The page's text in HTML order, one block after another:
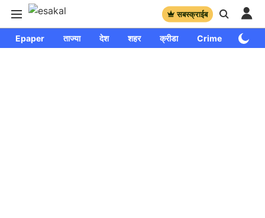
सबस्क्राईब
Epaper ताज्या देश शहर क्रीडा Crime